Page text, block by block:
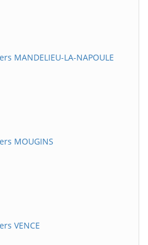
MANDELIEU-LA-NAPOULE
MOUGINS
VENCE